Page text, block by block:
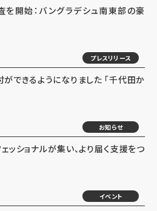
開始：バングラデシュ南東部の豪
プレスリリース
できるようになりました 「千代田か
お知らせ
ッショナルが集い、より届く支援をつ
イベント